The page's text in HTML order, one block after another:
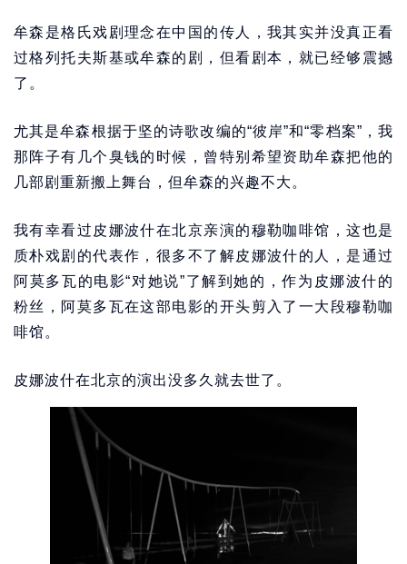
牟森是格氏戏剧理念在中国的传人，我其实并没真正看
过格列托夫斯基或牟森的剧，但看剧本，就已经够震撼
了。
尤其是牟森根据于坚的诗歌改编的“彼岸”和“零档案”，我
那阵子有几个臭钱的时候，曾特别希望资助牟森把他的
几部剧重新搬上舞台，但牟森的兴趣不大。
我有幸看过皮娜波什在北京亲演的穆勒咖啡馆，这也是
质朴戏剧的代表作，很多不了解皮娜波什的人，是通过
阿莫多瓦的电影“对她说”了解到她的，作为皮娜波什的
粉丝，阿莫多瓦在这部电影的开头剪入了一大段穆勒咖
啡馆。
皮娜波什在北京的演出没多久就去世了。